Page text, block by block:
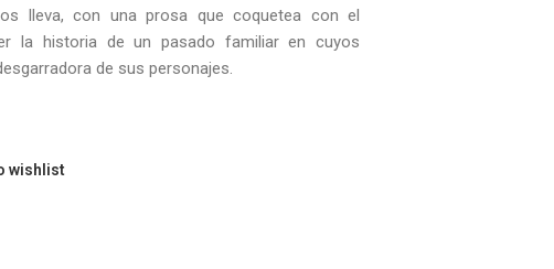
lleva, con una prosa que coquetea con el
la historia de un pasado familiar en cuyos
de sus personajes.
wishlist